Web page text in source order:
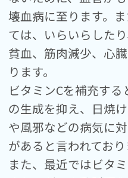
壊血病に至ります。
ては、いらいらした
貧血、筋肉減少、心
ります。
ビタミンCを補充す
の生成を抑え、日焼
や風邪などの病気に
があると言われており
また、最近ではビタ